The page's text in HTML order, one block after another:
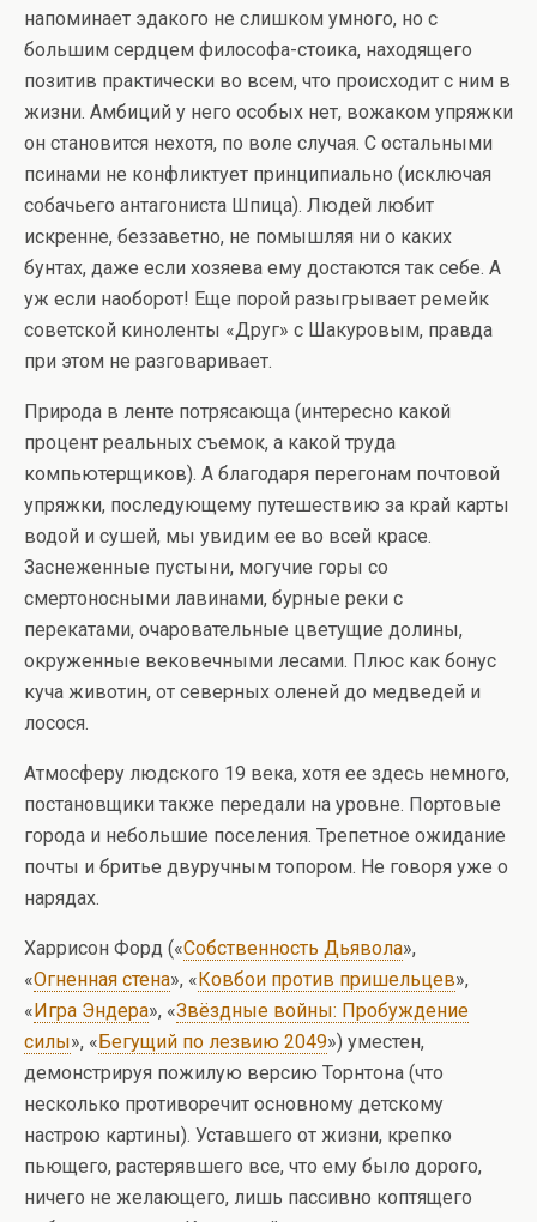
напоминает эдакого не слишком умного, но с
большим сердцем философа-стоика, находящего
позитив практически во всем, что происходит с ним в
жизни. Амбиций у него особых нет, вожаком упряжки
он становится нехотя, по воле случая. С остальными
псинами не конфликтует принципиально (исключая
собачьего антагониста Шпица). Людей любит
искренне, беззаветно, не помышляя ни о каких
бунтах, даже если хозяева ему достаются так себе. А
уж если наоборот! Еще порой разыгрывает ремейк
советской киноленты «Друг» с Шакуровым, правда
при этом не разговаривает.
Природа в ленте потрясающа (интересно какой
процент реальных съемок, а какой труда
компьютерщиков). А благодаря перегонам почтовой
упряжки, последующему путешествию за край карты
водой и сушей, мы увидим ее во всей красе.
Заснеженные пустыни, могучие горы со
смертоносными лавинами, бурные реки с
перекатами, очаровательные цветущие долины,
окруженные вековечными лесами. Плюс как бонус
куча животин, от северных оленей до медведей и
лосося.
Атмосферу людского 19 века, хотя ее здесь немного,
постановщики также передали на уровне. Портовые
города и небольшие поселения. Трепетное ожидание
почты и бритье двуручным топором. Не говоря уже о
нарядах.
Харрисон Форд («Собственность Дьявола»,
«Огненная стена», «Ковбои против пришельцев»,
«Игра Эндера», «Звёздные войны: Пробуждение
силы», «Бегущий по лезвию 2049») уместен,
демонстрируя пожилую версию Торнтона (что
несколько противоречит основному детскому
настрою картины). Уставшего от жизни, крепко
пьющего, растерявшего все, что ему было дорого,
ничего не желающего, лишь пассивно коптящего